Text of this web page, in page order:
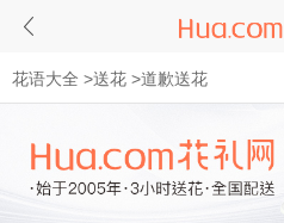
花语大全 >送花 >道歉送花